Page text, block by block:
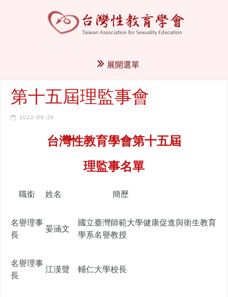
展開選單
第十五屆理監事會
2022-04-26
台灣性教育學會第十五屆
理監事名單
職銜 姓名 簡歷
名譽理事
長
晏涵文
國立臺灣師範大學健康促進與衛生教育
學系名譽教授
名譽理事
長
江漢聲 輔仁大學校長